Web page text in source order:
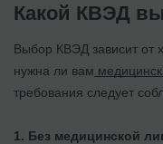
Какой КВЭД
Выбор КВЭД зависит от
нужна ли вам
требования следует
1. Без медицинской